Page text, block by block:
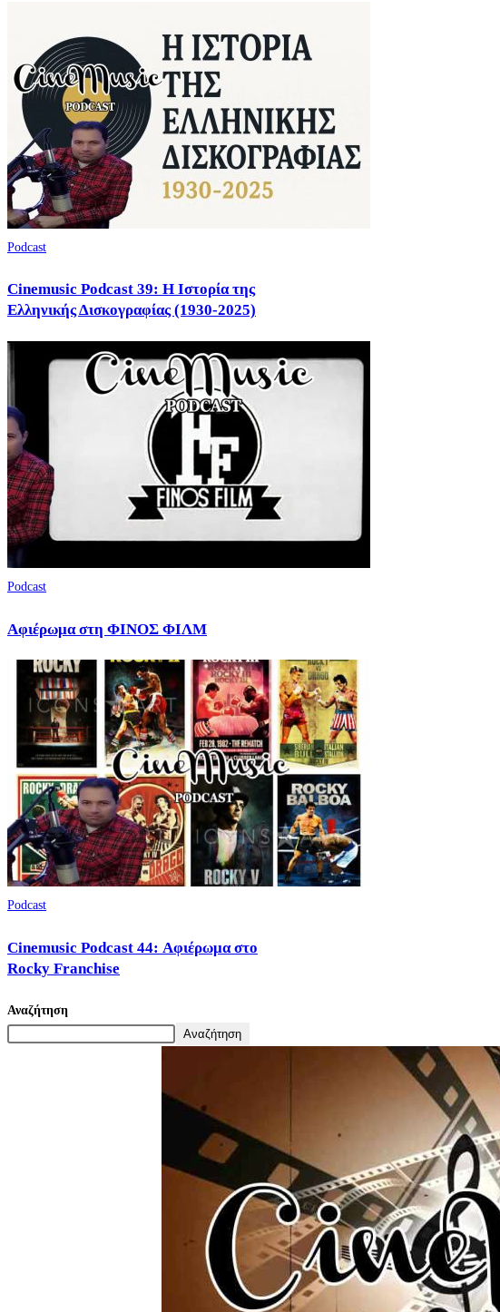
Podcast
Cinemusic Podcast 39: Η Ιστορία της
Ελληνικής Δισκογραφίας (1930-2025)
Podcast
Αφιέρωμα στη ΦΙΝΟΣ ΦΙΛΜ
Podcast
Cinemusic Podcast 44: Αφιέρωμα στο
Rocky Franchise
Αναζήτηση
Αναζήτηση